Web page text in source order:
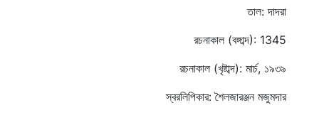
তাল: দাদরা
রচনাকাল (বঙ্গাব্দ): 1345
রচনাকাল (খৃষ্টাব্দ): মার্চ, ১৯৩৯
স্বরলিপিকার: শৈলজারঞ্জন মজুমদার